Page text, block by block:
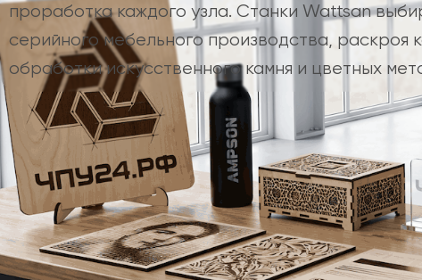
проработка каждого узла. Станки Wattsan
серийного мебельного производства, раскроя
обработки искусственного камня и цветных